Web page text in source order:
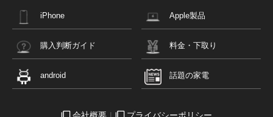
iPhone Apple製品
購入判断ガイド 料金・下取り
android 話題の家電